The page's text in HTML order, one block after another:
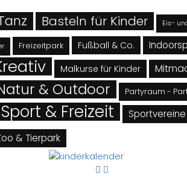
Basteln für Kinder Eis-
Freizeitpark Fußball & Co.
Malkurse für Kinder
& Outdoor Partyraum -
Sport & Freizeit Sportvereine
& Tierpark